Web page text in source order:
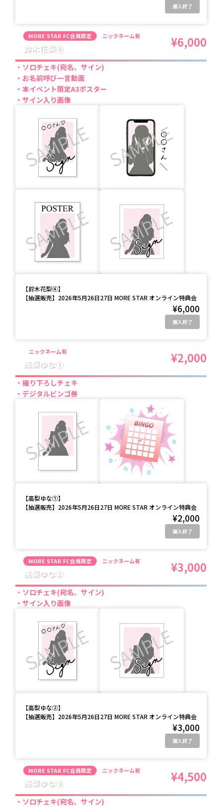
購入終了
MORE STAR FC会員限定 ニックネーム有
鈴木花梨④ ¥6,000
ソロチェキ(宛名、サイン)
お名前呼び一言動画
本イベント限定A3ポスター
サイン入り画像
【鈴木花梨④】
【抽選販売】2026年5月26日27日 MORE STAR オンライン特典会
¥6,000
購入終了
ニックネーム有
高梨ゆな① ¥2,000
撮り下ろしチェキ
デジタルビンゴ券
【高梨ゆな①】
【抽選販売】2026年5月26日27日 MORE STAR オンライン特典会
¥2,000
購入終了
MORE STAR FC会員限定 ニックネーム有
高梨ゆな② ¥3,000
ソロチェキ(宛名、サイン)
サイン入り画像
【高梨ゆな②】
【抽選販売】2026年5月26日27日 MORE STAR オンライン特典会
¥3,000
購入終了
MORE STAR FC会員限定 ニックネーム有
高梨ゆな③ ¥4,500
ソロチェキ(宛名、サイン)